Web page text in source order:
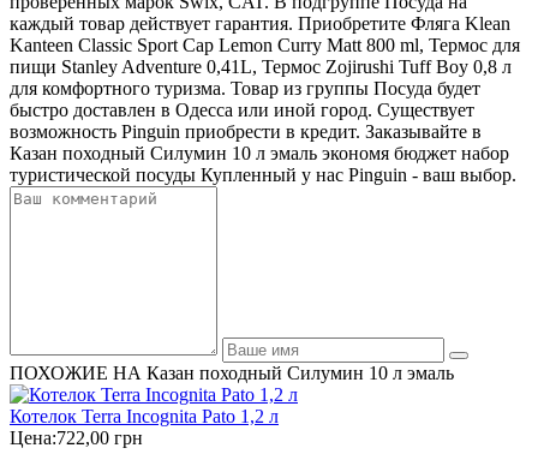
каждый товар действует гарантия. Приобретите Фляга Klean
Kanteen Classic Sport Cap Lemon Curry Matt 800 ml, Термос для
пищи Stanley Adventure 0,41L, Термос Zojirushi Tuff Boy 0,8 л
для комфортного туризма. Товар из группы Посуда будет
быстро доставлен в Одесса или иной город. Существует
возможность Pinguin приобрести в кредит. Заказывайте в
Казан походный Силумин 10 л эмаль экономя бюджет набор
туристической посуды Купленный у нас Pinguin - ваш выбор.
ПОХОЖИЕ НА Казан походный Силумин 10 л эмаль
Котелок Terra Incognita Pato 1,2 л
Цена:722,00 грн